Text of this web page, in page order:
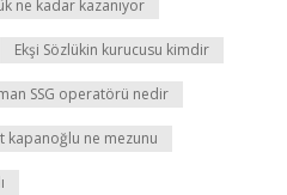
ne kadar kazanıyor
Ekşi Sözlükin kurucusu kimdir
SSG operatörü nedir
kapanoğlu ne mezunu